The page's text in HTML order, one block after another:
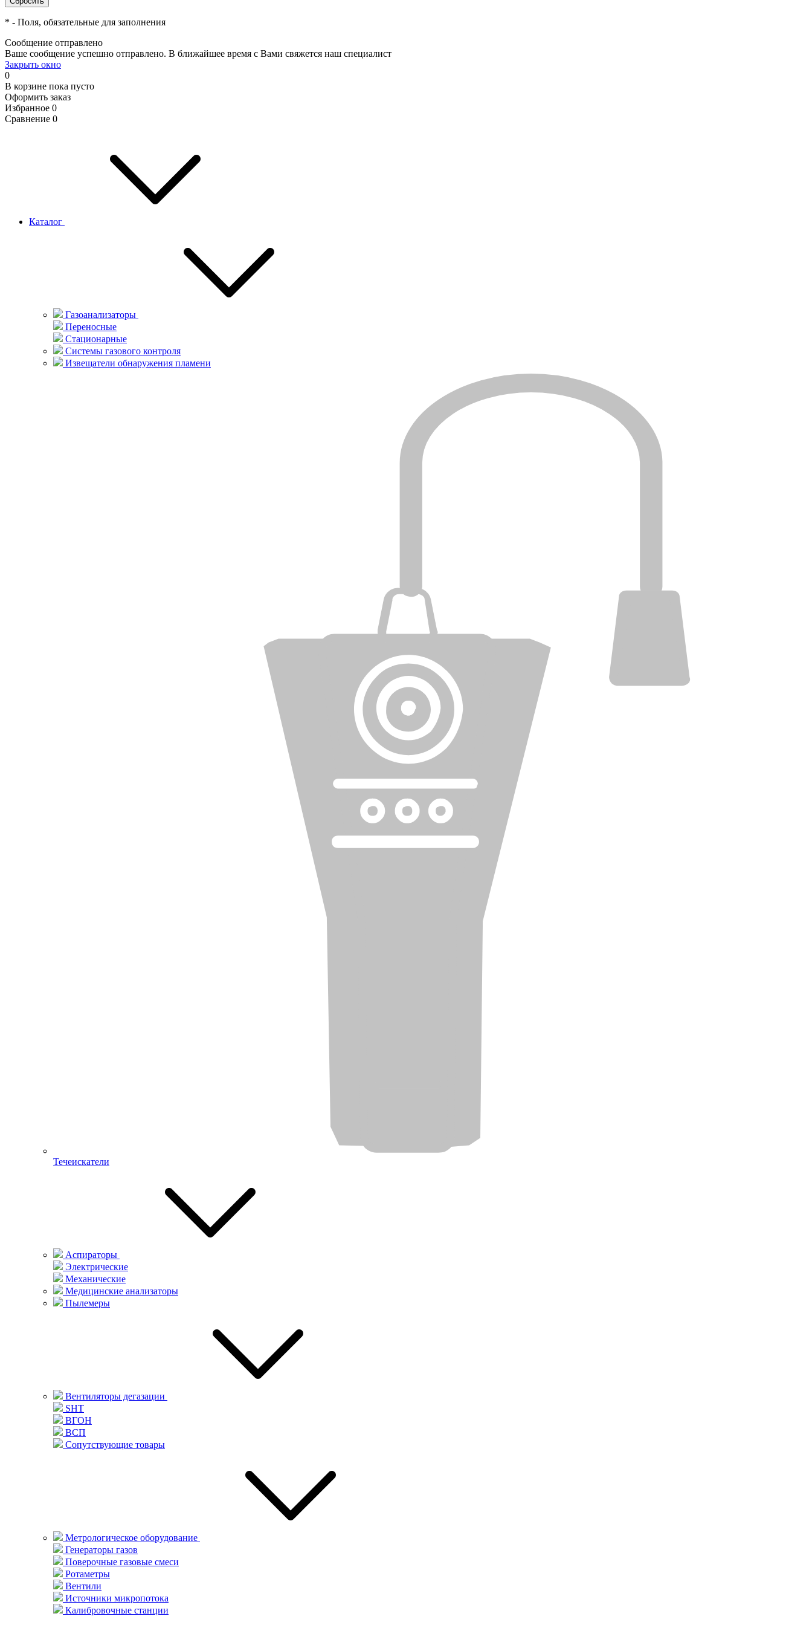
* - Поля, обязательные для заполнения
Сообщение отправлено
Ваше сообщение успешно отправлено. В ближайшее время с Вами свяжется наш специалист
Закрыть окно
0
В корзине пока пусто
Оформить заказ
Избранное 0
Сравнение 0
Каталог
Газоанализаторы
Переносные
Стационарные
Системы газового контроля
Извещатели обнаружения пламени
Течеискатели
Аспираторы
Электрические
Механические
Медицинские анализаторы
Пылемеры
Вентиляторы дегазации
SHT
ВГОН
ВСП
Сопутствующие товары
Метрологическое оборудование
Генераторы газов
Поверочные газовые смеси
Ротаметры
Вентили
Источники микропотока
Калибровочные станции